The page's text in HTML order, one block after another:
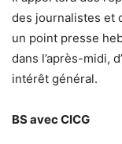
des journalistes et
un point presse
dans l’après-midi,
intérêt général.
BS avec CICG